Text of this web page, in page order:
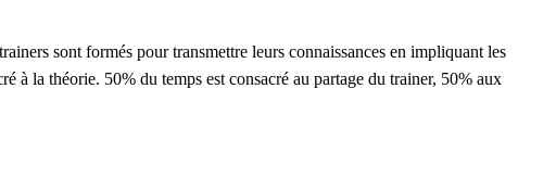
sont formés pour transmettre leurs connaissances en impliquant les
à la théorie. 50% du temps est consacré au partage du trainer, 50% aux